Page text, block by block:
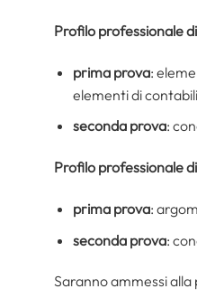
Profilo professionale
prima prova:
elementi di
seconda prova:
Profilo professionale
prima prova:
seconda prova:
Saranno ammessi